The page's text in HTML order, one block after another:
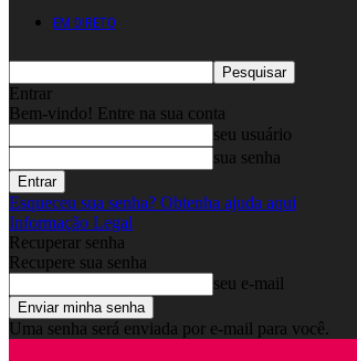
EM DIRETO
Entrar
Bem-vindo! Entre na sua conta
seu usuário
sua senha
Esqueceu sua senha? Obtenha ajuda aqui
Informação Legal
Recuperar senha
Recupere sua senha
seu e-mail
Uma senha será enviada por e-mail para você.